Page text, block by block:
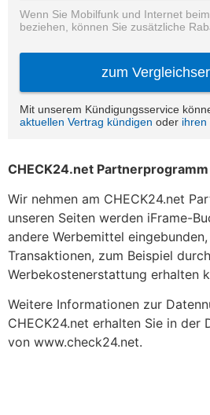
CHECK24.net Partnerprogramm
Wir nehmen am CHECK24.net
unseren Seiten werden iFrame-
andere Werbemittel
Transaktionen, zum Beispiel
Werbekostenerstattung erhalten
Weitere Informationen zur
CHECK24.net erhalten Sie in der
von www.check24.net.